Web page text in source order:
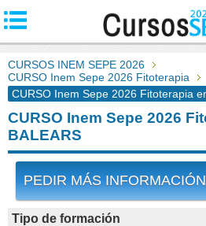
CURSOS INEM SEPE 2026
CURSO Inem Sepe 2026 Fitoterapia
CURSO Inem Sepe 2026 Fitoterapia
CURSO Inem Sepe 2026
BALEARS
PEDIR MÁS INFORMACIÓN
Tipo de formación